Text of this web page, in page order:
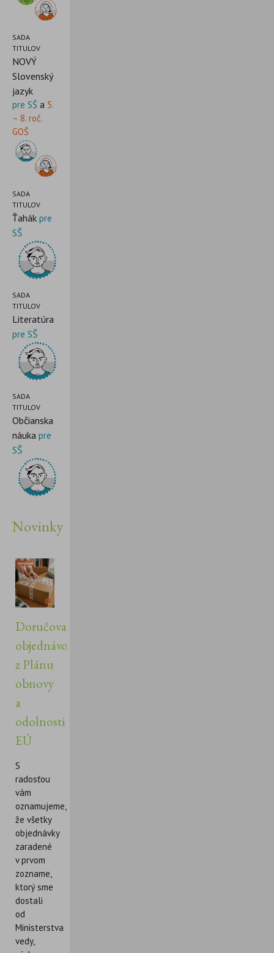
SADA
TITULOV
NOVÝ
Slovenský
jazyk
pre SŠ a 5.
– 8. roč.
GOŠ
SADA
TITULOV
Ťahák pre
SŠ
SADA
TITULOV
Literatúra
pre SŠ
SADA
TITULOV
Občianska
náuka pre
SŠ
Novinky
Doručovanie
objednávok
z Plánu
obnovy
a
odolnosti
EÚ
S
radosťou
vám
oznamujeme,
že všetky
objednávky
zaradené
v prvom
zozname,
ktorý sme
dostali
od
Ministerstva
vedy,